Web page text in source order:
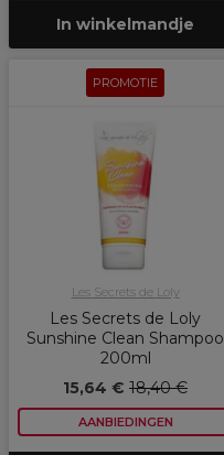
In winkelmandje
PROMOTIE
Les Secrets de Loly
Les Secrets de Loly
Sunshine Clean Shampoo
200ml
15,64 € 18,40 €
AANBIEDINGEN